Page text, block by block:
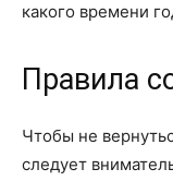
какого времени
Правила
Чтобы не
следует